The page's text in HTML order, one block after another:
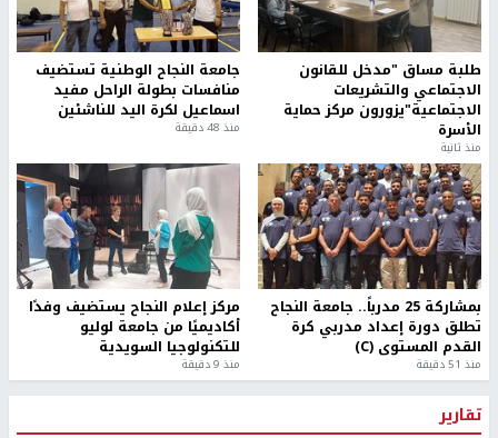
طلبة مساق "مدخل للقانون
الاجتماعي والتشريعات
الاجتماعية"يزورون مركز حماية
الأسرة
منذ ثانية
جامعة النجاح الوطنية تستضيف
منافسات بطولة الراحل مفيد
اسماعيل لكرة اليد للناشئين
منذ 48 دقيقة
بمشاركة 25 مدرباً.. جامعة النجاح
تطلق دورة إعداد مدربي كرة
القدم المستوى (C)
منذ 51 دقيقة
مركز إعلام النجاح يستضيف وفدًا
أكاديميًا من جامعة لوليو
للتكنولوجيا السويدية
منذ 9 دقيقة
تقارير